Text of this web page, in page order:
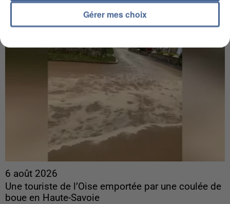
6 août 2026
Une touriste de l’Oise emportée par une coulée de
boue en Haute-Savoie
Gérer mes choix